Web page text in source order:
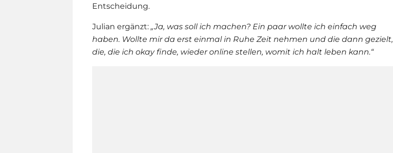
Entscheidung.
Julian ergänzt: „Ja, was soll ich machen? Ein paar wollte ich einfach weg
haben. Wollte mir da erst einmal in Ruhe Zeit nehmen und die dann gezielt,
die, die ich okay finde, wieder online stellen, womit ich halt leben kann.“